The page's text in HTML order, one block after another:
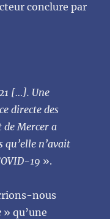
conclure par
[…]. Une
directe des
Mercer a
qu’elle n’avait
19 ».
nous
» qu’une